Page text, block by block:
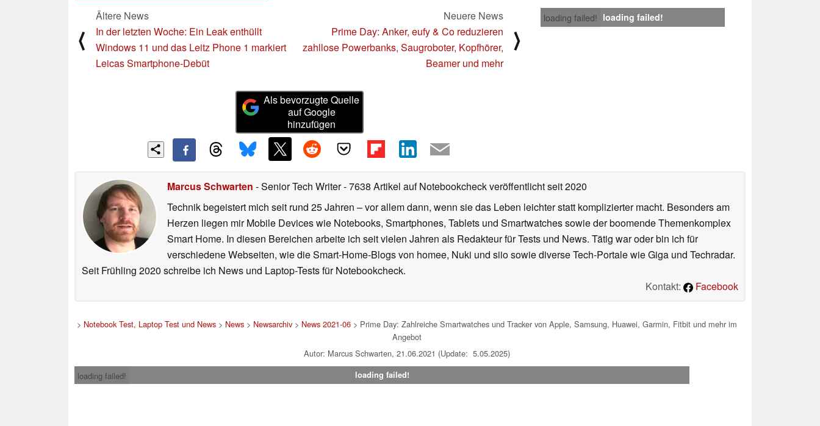
loading failed! loading failed!
⟨
Ältere News
In der letzten Woche: Ein Leak enthüllt
Windows 11 und das Leitz Phone 1 markiert
Leicas Smartphone-Debüt
Neuere News
Prime Day: Anker, eufy & Co reduzieren
zahllose Powerbanks, Saugroboter, Kopfhörer,
Beamer und mehr
⟩
Als bevorzugte Quelle
auf Google
hinzufügen
Marcus Schwarten - Senior Tech Writer- 7638 Artikel auf Notebookcheck veröffentlichtseit 2020
Technik begeistert mich seit rund 25 Jahren – vor allem dann, wenn sie das Leben leichter statt komplizierter macht. Besonders am
Herzen liegen mir Mobile Devices wie Notebooks, Smartphones, Tablets und Smartwatches sowie der boomende Themenkomplex
Smart Home. In diesen Bereichen arbeite ich seit vielen Jahren als Redakteur für Tests und News. Tätig war oder bin ich für
verschiedene Webseiten, wie die Smart-Home-Blogs von homee, Nuki und siio sowie diverse Tech-Portale wie Giga und Techradar.
Seit Frühling 2020 schreibe ich News und Laptop-Tests für Notebookcheck.
Kontakt:
Facebook
> Notebook Test, Laptop Test und News > News > Newsarchiv > News 2021-06 > Prime Day: Zahlreiche Smartwatches und Tracker von Apple, Samsung, Huawei, Garmin, Fitbit und mehr im
Angebot
Autor: Marcus Schwarten, 21.06.2021 (Update: 5.05.2025)
loading failed!
loading failed!